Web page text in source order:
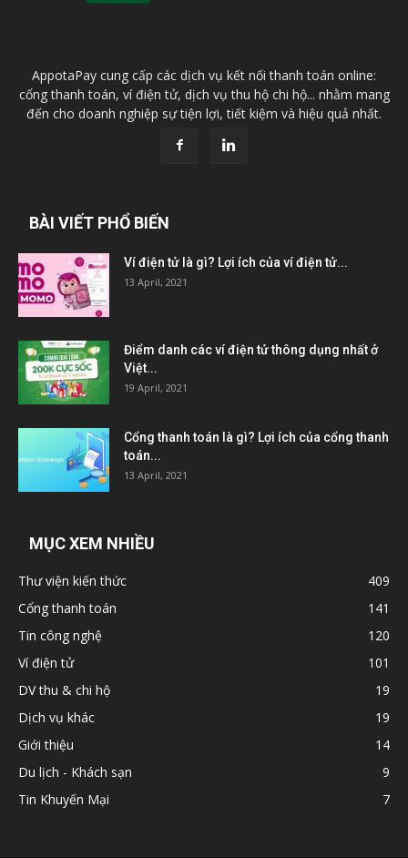
AppotaPay cung cấp các dịch vụ kết nối thanh toán online:
cổng thanh toán, ví điện tử, dịch vụ thu hộ chi hộ... nhằm mang
đến cho doanh nghiệp sự tiện lợi, tiết kiệm và hiệu quả nhất.
BÀI VIẾT PHỔ BIẾN
Ví điện tử là gì? Lợi ích của ví điện tử...
13 April, 2021
Điểm danh các ví điện tử thông dụng nhất ở
Việt...
19 April, 2021
Cổng thanh toán là gì? Lợi ích của cổng thanh
toán...
13 April, 2021
MỤC XEM NHIỀU
Thư viện kiến thức
409
Cổng thanh toán
141
Tin công nghệ
120
Ví điện tử
101
DV thu & chi hộ
19
Dịch vụ khác
19
Giới thiệu
14
Du lịch - Khách sạn
9
Tin Khuyến Mại
7